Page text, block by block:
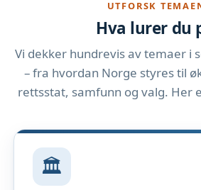
UTFORSK
Hva lurer du
Vi dekker hundrevis av temaer i
– fra hvordan Norge styres til
rettsstat, samfunn og valg. Her
🏛️